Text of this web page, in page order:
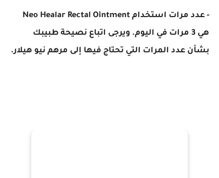
- عدد مرات استخدام Neo Healar Rectal Ointment
هي 3 مرات في اليوم. ويرجى اتباع نصيحة طبيبك
بشأن عدد المرات التي تحتاج فيها إلى مرهم نيو هيلار.